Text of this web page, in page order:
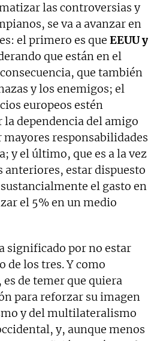
las controversias y
se va a avanzar en
el primero es que EEUU y
que están en el
que también
y los enemigos; el
europeos estén
la dependencia del amigo
responsabilidades
y el último, que es a la vez
anteriores, estar dispuesto
el gasto en
el 5% en un medio
significado por no estar
de los tres. Y como
de temer que quiera
para reforzar su imagen
y del multilateralismo
y, aunque menos